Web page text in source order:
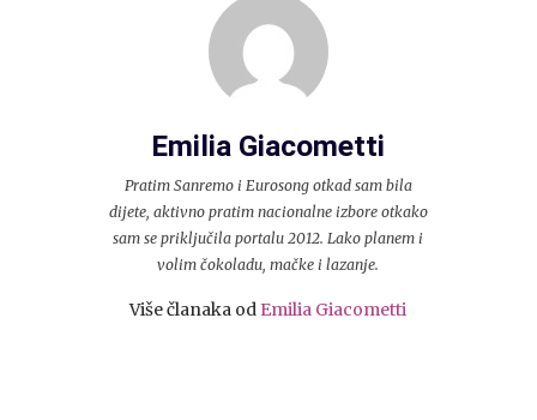
Emilia Giacometti
Pratim Sanremo i Eurosong otkad sam bila
dijete, aktivno pratim nacionalne izbore otkako
sam se priključila portalu 2012. Lako planem i
volim čokoladu, mačke i lazanje.
Više članaka od Emilia Giacometti